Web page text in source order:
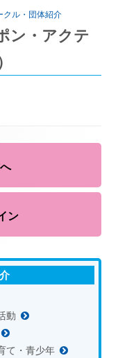
クル・団体紹介
ン・アクテ
ン
動
て・青少年